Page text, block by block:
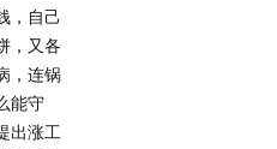
，自己
，又各
，连锅
能守
出涨工